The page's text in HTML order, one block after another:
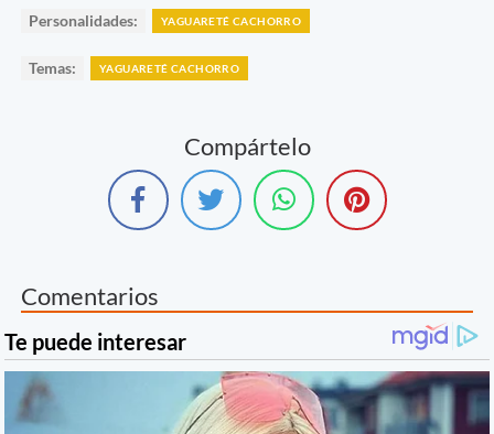
Personalidades: YAGUARETÉ CACHORRO
Temas: YAGUARETÉ CACHORRO
Compártelo
Comentarios